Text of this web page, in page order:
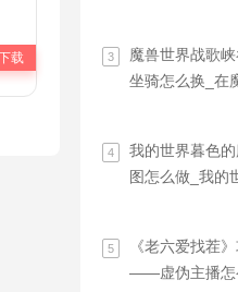
载 3
魔兽世界战歌
坐骑怎么换_在
4
我的世界暮色
图怎么做_我的
5
《老六爱找茬
——虚伪主播怎